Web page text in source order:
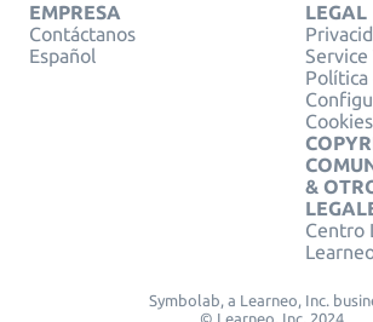
EMPRESA
Contáctanos
Español
LEGAL
Service
Política
Cookies
&
Centro
Symbolab, a Learneo, Inc.